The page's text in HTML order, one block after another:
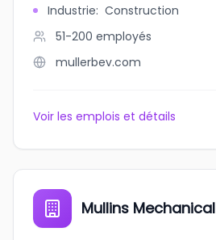
Industrie: Construction
51-200 employés
mullerbev.com
Voir les emplois et détails
Mullins Mechanical